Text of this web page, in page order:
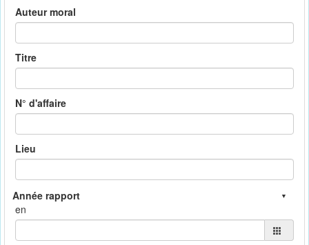
Auteur moral
Titre
N° d'affaire
Lieu
en